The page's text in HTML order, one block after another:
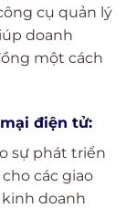
cụ quản lý
doanh
một cách
điện tử:
sự phát triển
các giao
doanh